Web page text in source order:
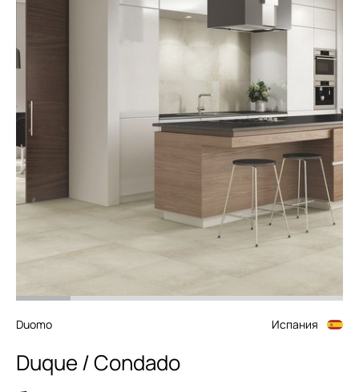
Duomo Испания
Duque / Condado